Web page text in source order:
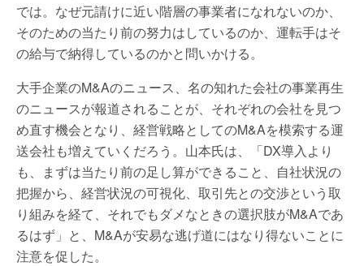
では。なぜ元請けに近い階層の事業者になれないのか、
そのための当たり前の努力はしているのか、運転手はそ
の給与で納得しているのかと問いかける。
大手企業のM&Aのニュース、名の知れた会社の事業再生
のニュースが報道されることが、それぞれの会社を見つ
め直す機会となり、経営戦略としてのM&Aを模索する運
送会社も増えていくだろう。山本氏は、「DX導入より
も、まずは当たり前の足し算ができること、自社状況の
把握から、経営状況の可視化、取引先との交渉という取
り組みを経て、それでもダメなときの選択肢がM&Aであ
るはず」と、M&Aが安易な逃げ道にはなり得ないことに
注意を促した。